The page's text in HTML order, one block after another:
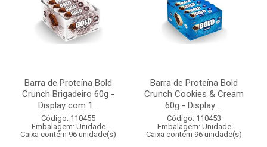
Barra de Proteína Bold
Crunch Brigadeiro 60g -
Display com 1...
Código: 110455
Embalagem: Unidade
Caixa contém 96 unidade(s)
Barra de Proteína Bold
Crunch Cookies & Cream
60g - Display ...
Código: 110453
Embalagem: Unidade
Caixa contém 96 unidade(s)